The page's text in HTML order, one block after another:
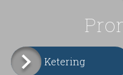
Ketering